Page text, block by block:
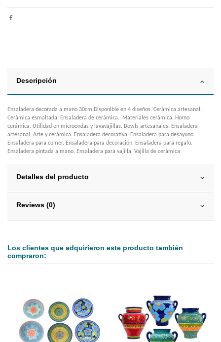
Descripción
Ensaladera decorada a mano 30cm.Disponible en 4 diseños. Cerámica artesanal.
Cerámica esmaltada. Ensaladera de cerámica. Materiales cerámica. Horno
cerámica. Utilidad en microondas y lavavajillas. Bowls artesanales. Ensaladera
artesanal. Arte y cerámica. Ensaladera decorativa. Ensaladera para desayuno.
Ensaladera para comer. Ensaladera para decoración. Ensaladera para regalo.
Ensaladera pintada a mano. Ensaladera para vajilla. Vajilla de cerámica
Detalles del producto
Reviews (0)
Los clientes que adquirieron este producto también
compraron: